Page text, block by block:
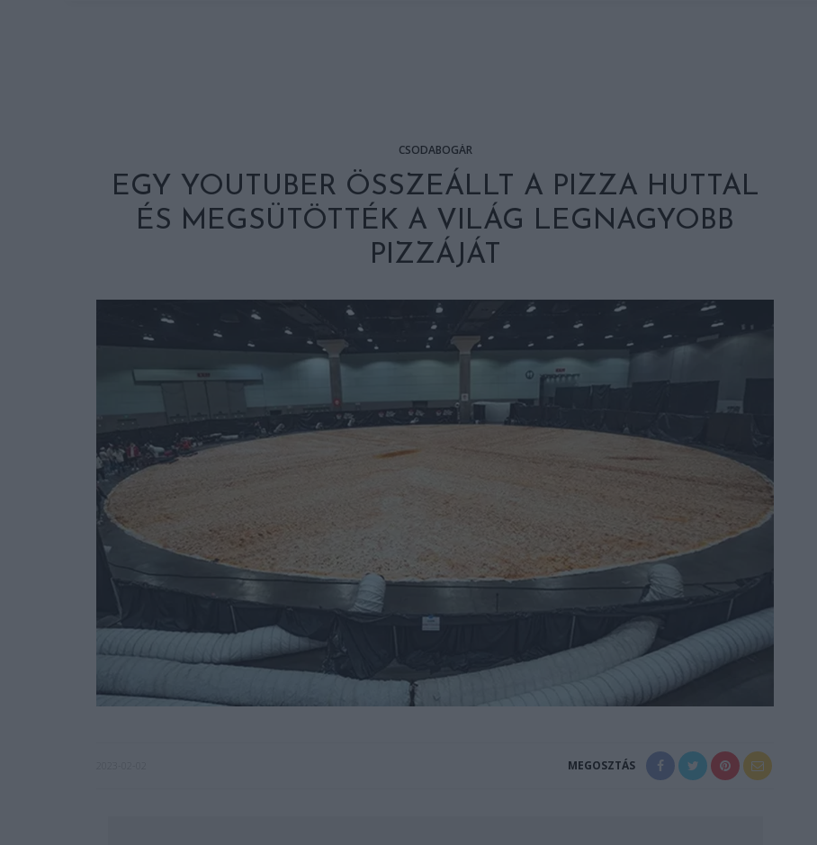
CSODABOGÁR
EGY YOUTUBER ÖSSZEÁLLT A PIZZA HUTTAL
ÉS MEGSÜTÖTTÉK A VILÁG LEGNAGYOBB
PIZZÁJÁT
MEGOSZTÁS